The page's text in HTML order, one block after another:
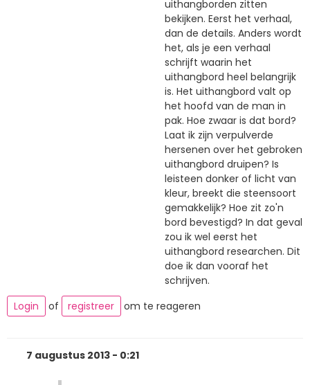
uithangborden zitten
bekijken. Eerst het verhaal,
dan de details. Anders wordt
het, als je een verhaal
schrijft waarin het
uithangbord heel belangrijk
is. Het uithangbord valt op
het hoofd van de man in
pak. Hoe zwaar is dat bord?
Laat ik zijn verpulverde
hersenen over het gebroken
uithangbord druipen? Is
leisteen donker of licht van
kleur, breekt die steensoort
gemakkelijk? Hoe zit zo'n
bord bevestigd? In dat geval
zou ik wel eerst het
uithangbord researchen. Dit
doe ik dan vooraf het
schrijven.
Login
of registreer om te reageren
7 augustus 2013 - 0:21